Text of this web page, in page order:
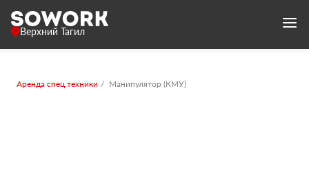
Верхний Тагил
Аренда спец.техники Манипулятор (КМУ)